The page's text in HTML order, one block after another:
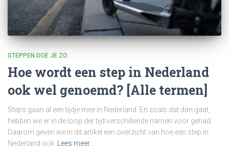
STEPPEN DOE JE ZO
Hoe wordt een step in Nederland
ook wel genoemd? [Alle termen]
Steps gaan al een tijdje mee in Nederland. En zoals dat dan gaat,
hebben we er in de loop der tijd verschillende namen voor gehad.
Daarom geven we in dit artikel een overzicht van hoe een step in
Nederland ook Lees meer…